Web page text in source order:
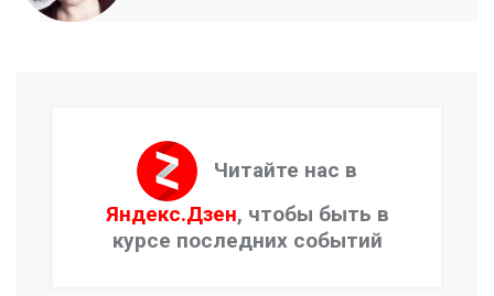
Читайте нас в
Яндекс.Дзен, чтобы быть в
курсе последних событий